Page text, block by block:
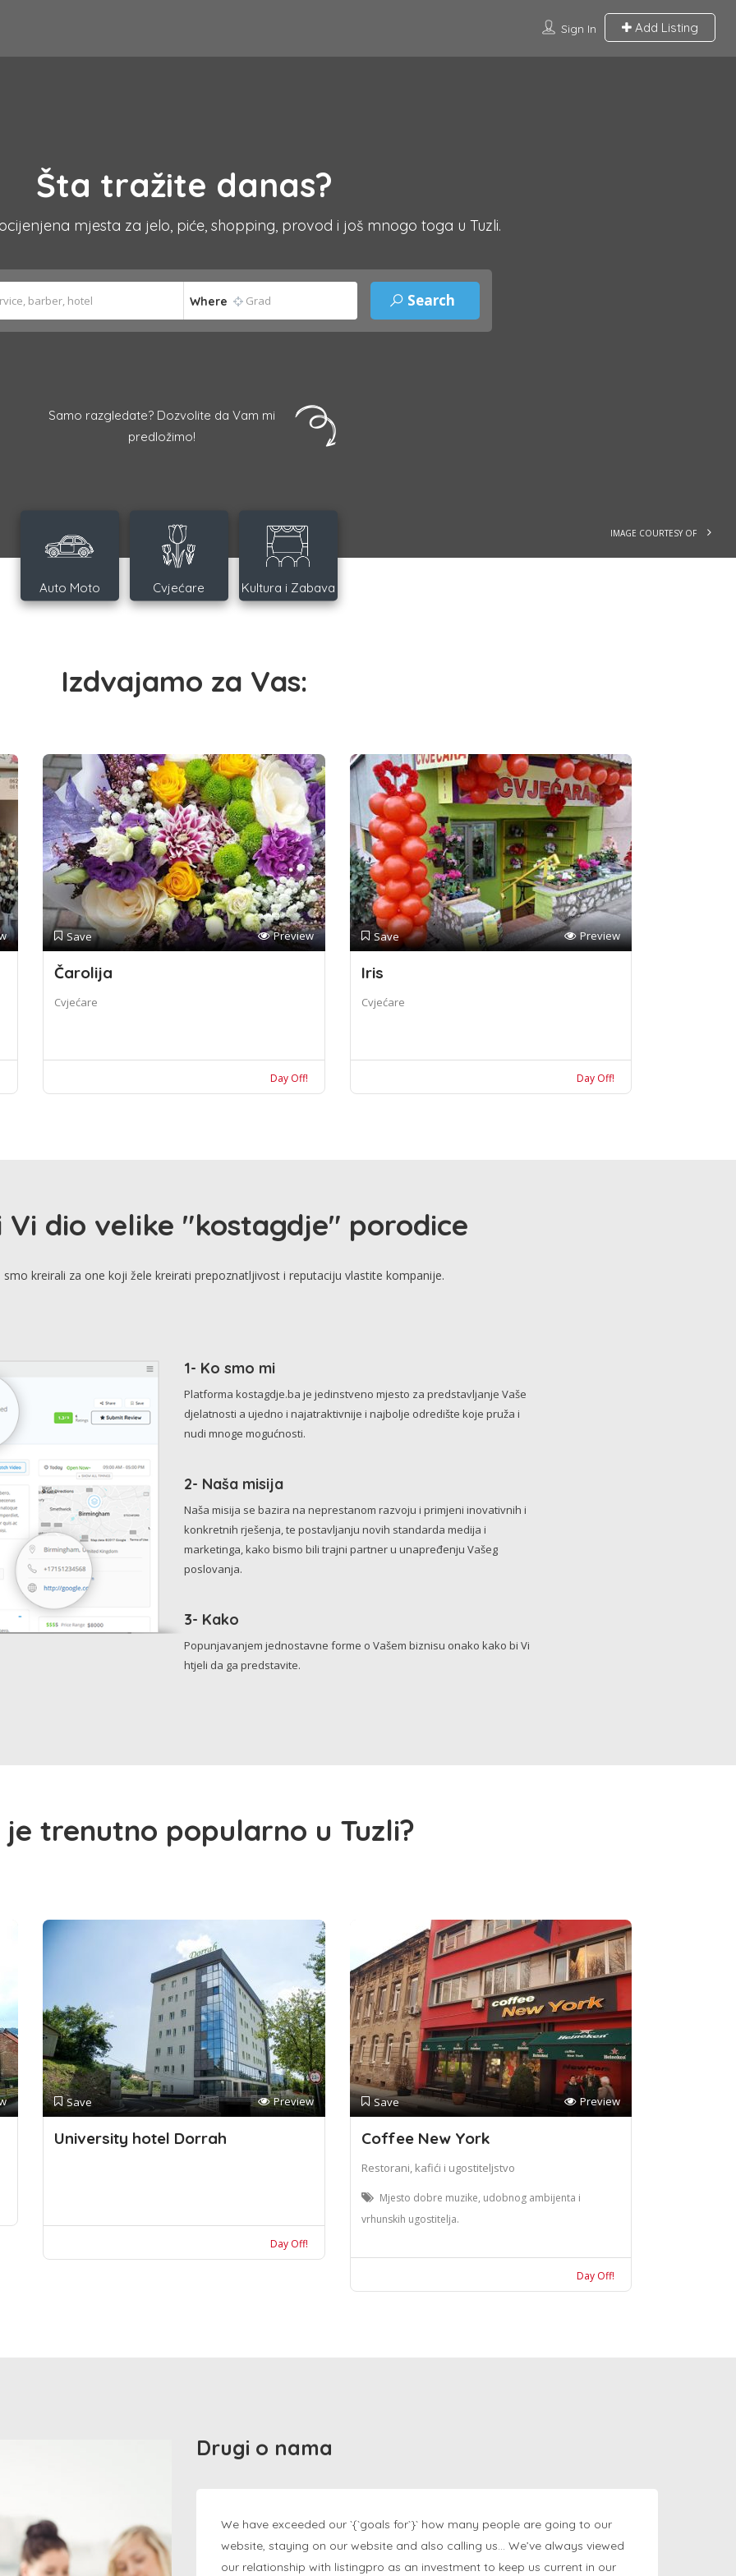
Sign In Add Listing
IMAGE COURTESY OF
Šta tražite danas?
mjesta za jelo, piće, shopping, provod i još mnogo toga u Tuzli.
Where
Samo razgledate? Dozvolite da Vam mi
predložimo!
Auto Moto Cvjećare Kultura i Zabava
Izdvajamo za Vas:
Save Preview
Čarolija
Cvjećare
Day Off!
Save Preview
Iris
Cvjećare
Day Off!
Vi dio velike "kostagdje" porodice
kreirali za one koji žele kreirati prepoznatljivost i reputaciju vlastite kompanije.
1- Ko smo mi
Platforma kostagdje.ba je jedinstveno mjesto za predstavljanje Vaše
djelatnosti a ujedno i najatraktivnije i najbolje odredište koje pruža i
nudi mnoge mogućnosti.
2- Naša misija
Naša misija se bazira na neprestanom razvoju i primjeni inovativnih i
konkretnih rješenja, te postavljanju novih standarda medija i
marketinga, kako bismo bili trajni partner u unapređenju Vašeg
poslovanja.
3- Kako
Popunjavanjem jednostavne forme o Vašem biznisu onako kako bi Vi
htjeli da ga predstavite.
je trenutno popularno u Tuzli?
Save Preview
University hotel Dorrah
Day Off!
Save Preview
Coffee New York
Restorani, kafići i ugostiteljstvo
Mjesto dobre muzike, udobnog ambijenta i
vrhunskih ugostitelja.
Day Off!
Drugi o nama
We have exceeded our `{`goals for`}` how many people are going to our
website, staying on our website and also calling us… We’ve always viewed
our relationship with listingpro as an investment to keep us current in our